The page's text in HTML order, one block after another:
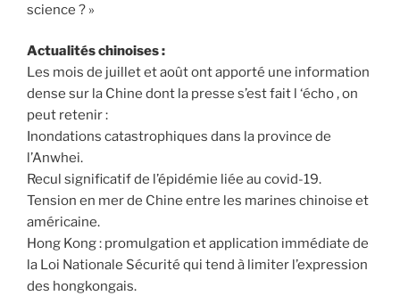
science ? »
Actualités chinoises :
Les mois de juillet et août ont apporté une information
dense sur la Chine dont la presse s’est fait l ‘écho , on
peut retenir :
Inondations catastrophiques dans la province de
l’Anwhei.
Recul significatif de l’épidémie liée au covid-19.
Tension en mer de Chine entre les marines chinoise et
américaine.
Hong Kong : promulgation et application immédiate de
la Loi Nationale Sécurité qui tend à limiter l’expression
des hongkongais.